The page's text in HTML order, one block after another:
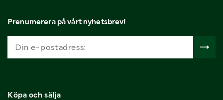
Prenumerera på vårt nyhetsbrev!
Köpa och sälja